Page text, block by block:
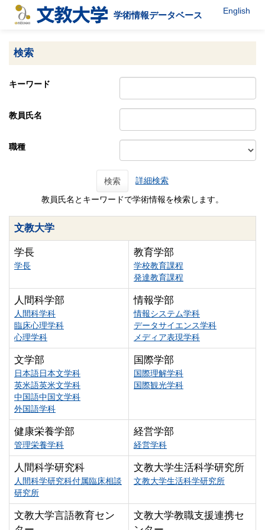
学術情報データベース English
検索
キーワード
教員氏名
職種
検索 詳細検索
教員氏名とキーワードで学術情報を検索します。
文教大学
学長
学長
教育学部
学校教育課程
発達教育課程
人間科学部
人間科学科
臨床心理学科
心理学科
情報学部
情報システム学科
データサイエンス学科
メディア表現学科
文学部
日本語日本文学科
英米語英米文学科
中国語中国文学科
外国語学科
国際学部
国際理解学科
国際観光学科
健康栄養学部
管理栄養学科
経営学部
経営学科
人間科学研究科
人間科学研究科付属臨床相談
研究所
文教大学生活科学研究所
文教大学生活科学研究所
文教大学言語教育セン
文教大学教職支援連携セ